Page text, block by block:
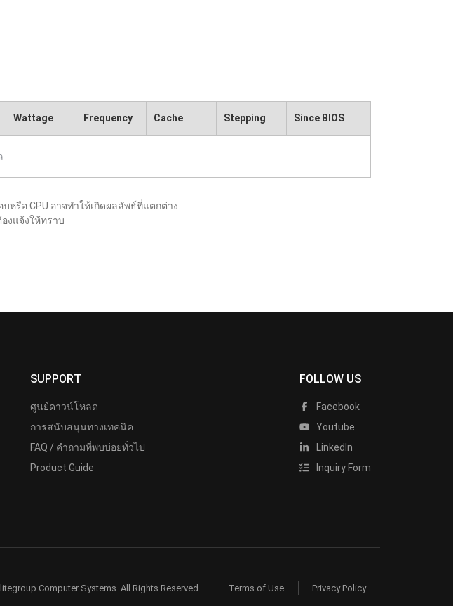
Wattage Frequency Cache Stepping Since BIOS
หรือ CPU อาจทำให้เกิดผลลัพธ์ที่แตกต่าง
งแจ้งให้ทราบ
SUPPORT
ศูนย์ดาวน์โหลด
การสนับสนุนทางเทคนิค
FAQ / คำถามที่พบบ่อยทั่วไป
Product Guide
FOLLOW US
Facebook
Youtube
LinkedIn
Inquiry Form
Computer Systems. All Rights Reserved. Terms of Use Privacy Policy